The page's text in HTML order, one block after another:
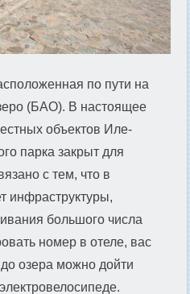
по пути на
(БАО). В настоящее
объектов Иле-
парка закрыт для
с тем, что в
инфраструктуры,
большого числа
номер в отеле, вас
озера можно дойти